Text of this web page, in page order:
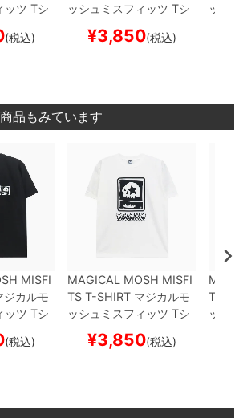
ッツ Tシ
スケー
(税込)
ッシュミスフィッツ Tシ
ケートボード スケボー
¥3,850(税込)
ッシュ
品もみています
MISFI
ジカルモ
ッツ Tシ
スケー
(税込)
MAGICAL MOSH MISFI
TS T-SHIRT マジカルモ
ッシュミスフィッツ Tシ
ャツMxMxM WHITE
ケートボード スケボー
¥3,850(税込)
TS T-
ッシュ